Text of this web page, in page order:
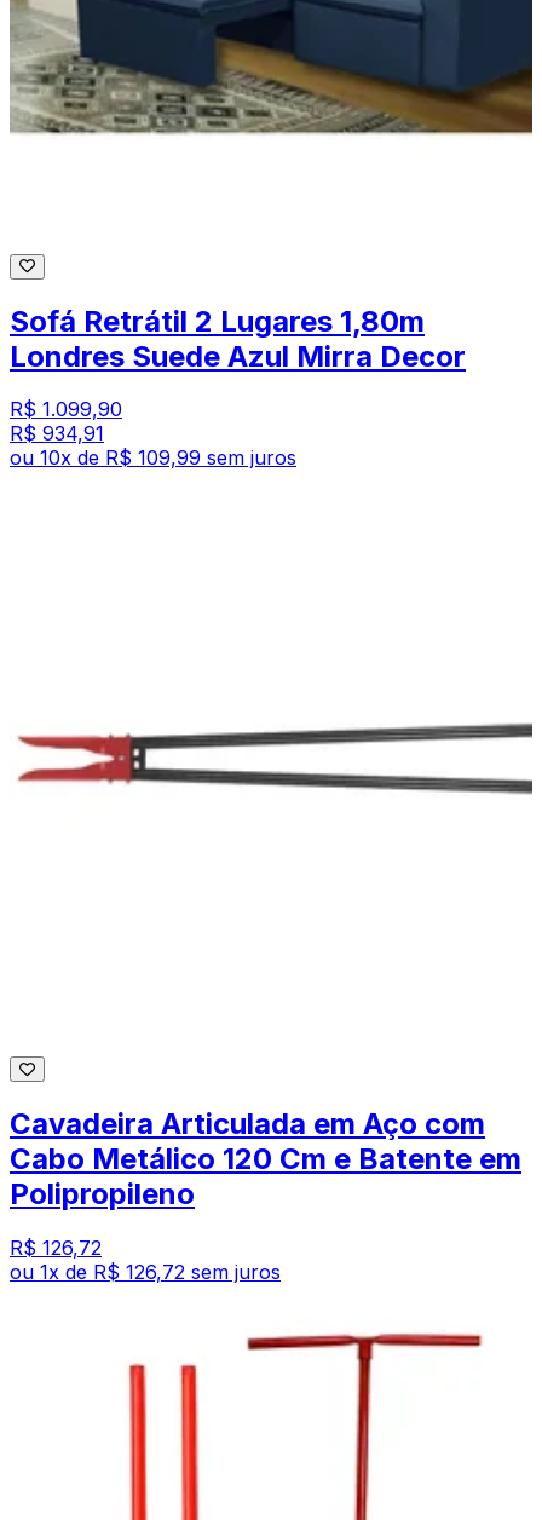
Sofá Retrátil 2 Lugares 1,80m
Londres Suede Azul Mirra Decor
R$ 1.099,90
R$ 934,91
ou 10x de R$ 109,99 sem juros
Cavadeira Articulada em Aço com
Cabo Metálico 120 Cm e Batente em
Polipropileno
R$ 126,72
ou 1x de R$ 126,72 sem juros